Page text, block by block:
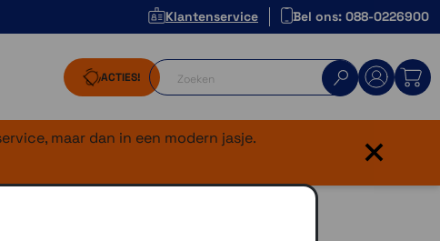
Klantenservice Bel ons: 088-0226900
ACTIES!
maar dan in een modern jasje.
×